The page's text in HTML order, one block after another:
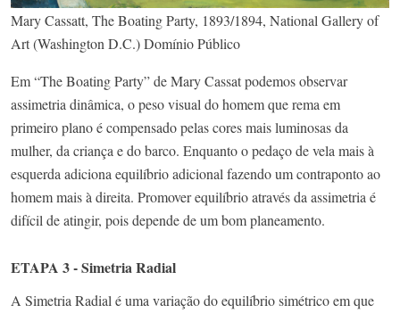
Mary Cassatt, The Boating Party, 1893/1894, National Gallery of
Art (Washington D.C.) Domínio Público
Em “The Boating Party” de Mary Cassat podemos observar
assimetria dinâmica, o peso visual do homem que rema em
primeiro plano é compensado pelas cores mais luminosas da
mulher, da criança e do barco. Enquanto o pedaço de vela mais à
esquerda adiciona equilíbrio adicional fazendo um contraponto ao
homem mais à direita. Promover equilíbrio através da assimetria é
difícil de atingir, pois depende de um bom planeamento.
ETAPA 3 - Simetria Radial
A Simetria Radial é uma variação do equilíbrio simétrico em que